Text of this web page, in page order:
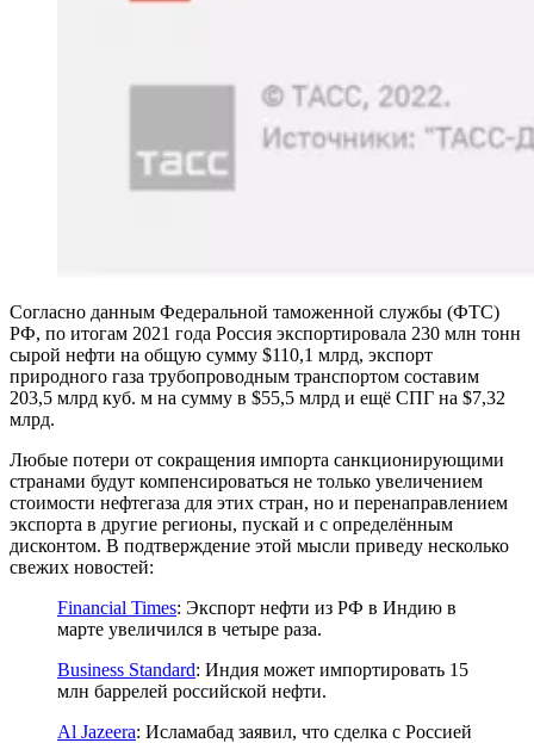
Согласно данным Федеральной таможенной службы (ФТС)
РФ, по итогам 2021 года Россия экспортировала 230 млн тонн
сырой нефти на общую сумму $110,1 млрд, экспорт
природного газа трубопроводным транспортом составим
203,5 млрд куб. м на сумму в $55,5 млрд и ещё СПГ на $7,32
млрд.
Любые потери от сокращения импорта санкционирующими
странами будут компенсироваться не только увеличением
стоимости нефтегаза для этих стран, но и перенаправлением
экспорта в другие регионы, пускай и с определённым
дисконтом. В подтверждение этой мысли приведу несколько
свежих новостей:
Financial Times: Экспорт нефти из РФ в Индию в
марте увеличился в четыре раза.
Business Standard: Индия может импортировать 15
млн баррелей российской нефти.
Al Jazeera: Исламабад заявил, что сделка с Россией